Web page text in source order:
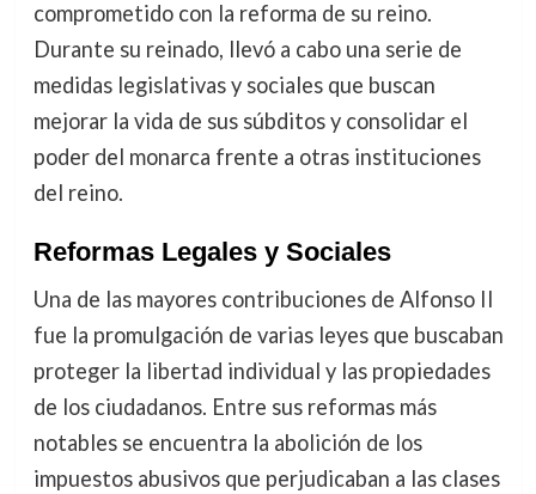
comprometido con la reforma de su reino.
Durante su reinado, llevó a cabo una serie de
medidas legislativas y sociales que buscan
mejorar la vida de sus súbditos y consolidar el
poder del monarca frente a otras instituciones
del reino.
Reformas Legales y Sociales
Una de las mayores contribuciones de Alfonso II
fue la promulgación de varias leyes que buscaban
proteger la libertad individual y las propiedades
de los ciudadanos. Entre sus reformas más
notables se encuentra la abolición de los
impuestos abusivos que perjudicaban a las clases